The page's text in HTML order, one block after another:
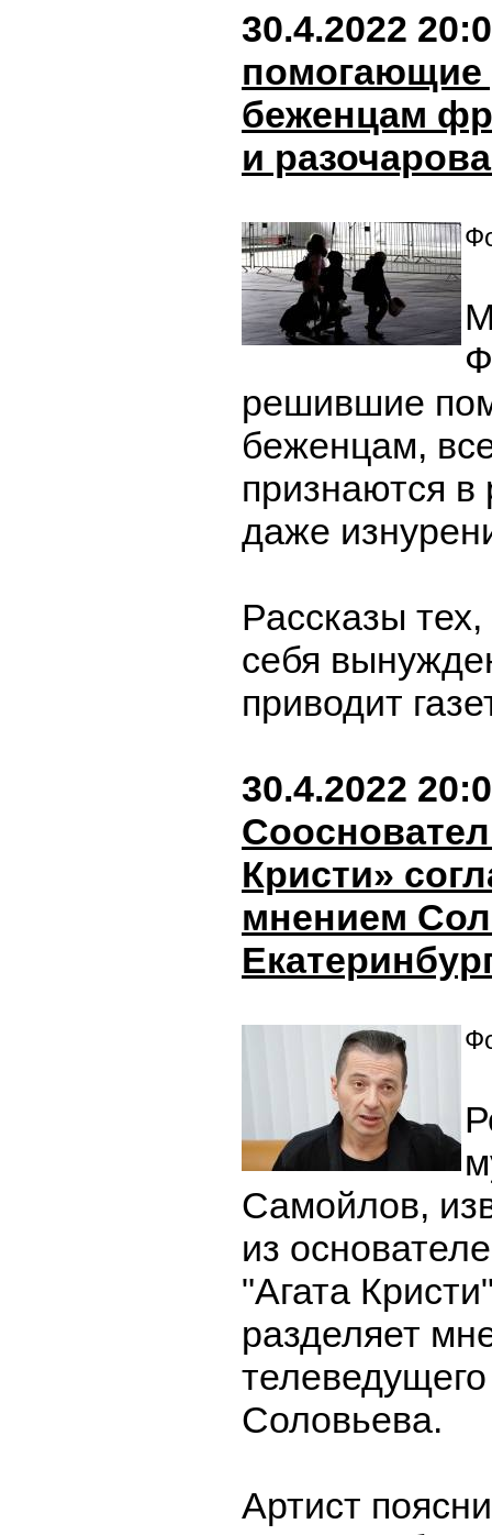
30.4.2022
помогающие
беженцам
и
решившие
беженцам,
признаются в
даже
Рассказы
себя
приводит
30.4.2022
Кристи»
мнением
Самойлов,
из
"Агата
разделяет
Соловьева.
Артист